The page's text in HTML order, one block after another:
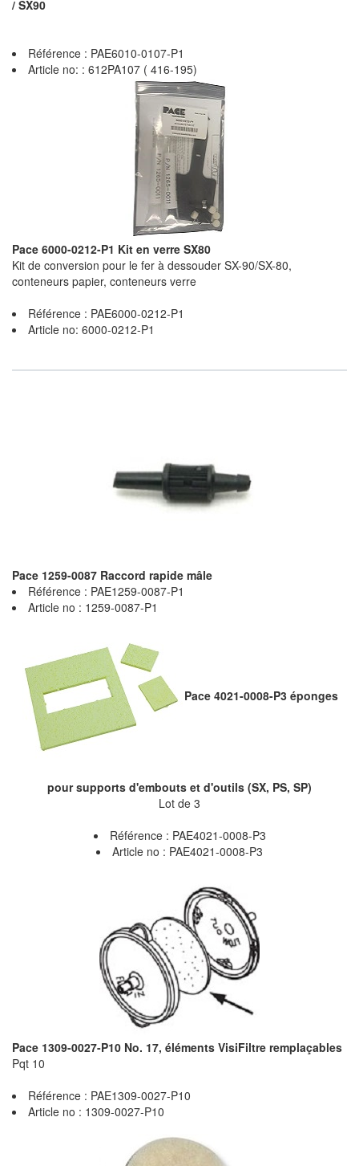
/ SX90
Référence : PAE6010-0107-P1
Article no: : 612PA107 ( 416-195)
Pace 6000-0212-P1 Kit en verre SX80
Kit de conversion pour le fer à dessouder SX-90/SX-80,
conteneurs papier, conteneurs verre
Référence : PAE6000-0212-P1
Article no: 6000-0212-P1
Pace 1259-0087 Raccord rapide mâle
Référence : PAE1259-0087-P1
Article no : 1259-0087-P1
Pace 4021-0008-P3 éponges
pour supports d'embouts et d'outils (SX, PS, SP)
Lot de 3
Référence : PAE4021-0008-P3
Article no : PAE4021-0008-P3
Pace 1309-0027-P10 No. 17, éléments VisiFiltre remplaçables
Pqt 10
Référence : PAE1309-0027-P10
Article no : 1309-0027-P10